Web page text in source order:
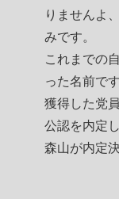
りませんよ
みです。
これまでの
った名前です
獲得した党
公認を内定
森山が内定